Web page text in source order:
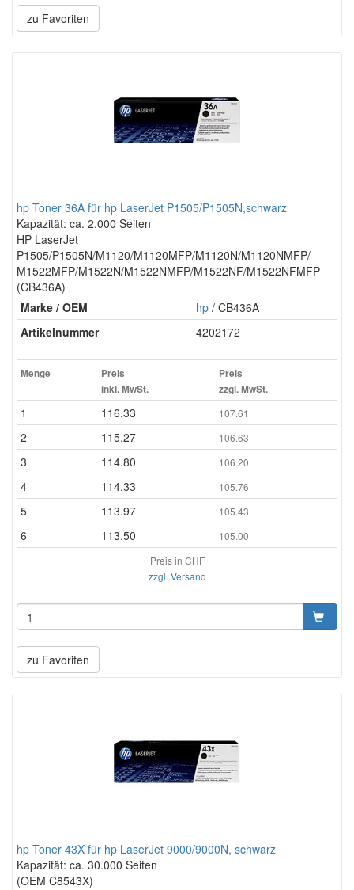
zu Favoriten
hp Toner 36A für hp LaserJet P1505/P1505N,schwarz
Kapazität: ca. 2.000 Seiten
HP LaserJet
P1505/P1505N/M1120/M1120MFP/M1120N/M1120NMFP/
M1522MFP/M1522N/M1522NMFP/M1522NF/M1522NFMFP
(CB436A)
Marke / OEM
hp / CB436A
Artikelnummer
4202172
Menge
Preis
inkl. MwSt.
Preis
zzgl. MwSt.
1 116.33 107.61
2 115.27 106.63
3 114.80 106.20
4 114.33 105.76
5 113.97 105.43
6 113.50
105.00
Preis in CHF
zzgl. Versand
zu Favoriten
hp Toner 43X für hp LaserJet 9000/9000N, schwarz
Kapazität: ca. 30.000 Seiten
(OEM C8543X)